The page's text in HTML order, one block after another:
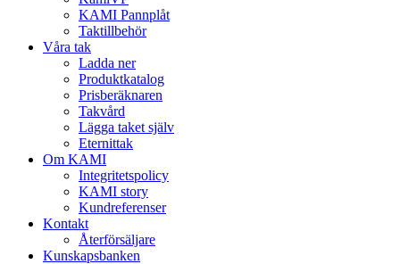
KAMI Pannplåt
Taktillbehör
Våra tak
Ladda ner
Produktkatalog
Prisberäknaren
Takvård
Lägga taket själv
Eternittak
Om KAMI
Integritetspolicy
KAMI story
Kundreferenser
Kontakt
Återförsäljare
Kunskapsbanken